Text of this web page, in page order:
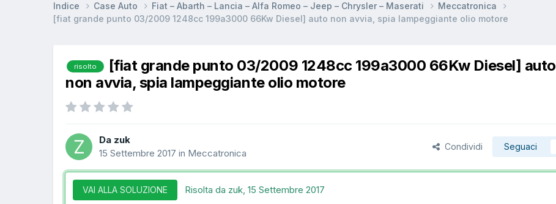
Indice Case Auto Fiat – Abarth – Lancia – Alfa Romeo – Jeep – Chrysler – Maserati
Meccatronica
[fiat grande punto 03/2009 1248cc 199a3000 66Kw Diesel] auto non avvia, spia lampeggiante olio motore
risolto
[fiat grande punto 03/2009 1248cc 199a3000 66Kw Diesel] auto
non avvia, spia lampeggiante olio motore
Da zuk
15 Settembre 2017 in Meccatronica
Condividi Seguaci
VAI ALLA SOLUZIONE Risolta da zuk, 15 Settembre 2017